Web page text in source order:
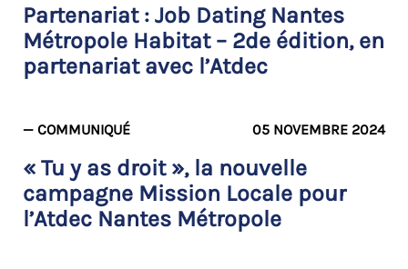
Partenariat : Job Dating Nantes
Métropole Habitat – 2de édition, en
partenariat avec l’Atdec
— COMMUNIQUÉ 05 NOVEMBRE 2024
« Tu y as droit », la nouvelle
campagne Mission Locale pour
l’Atdec Nantes Métropole